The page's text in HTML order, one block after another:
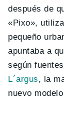
después de
«Pixo»,
pequeño
apuntaba a
según
L´argus, la
nuevo